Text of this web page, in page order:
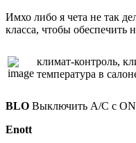
Имхо либо я чета не так
класса, чтобы обеспечить
климат-контроль,
температура в
BLO Выключить A/C с ON
Enott